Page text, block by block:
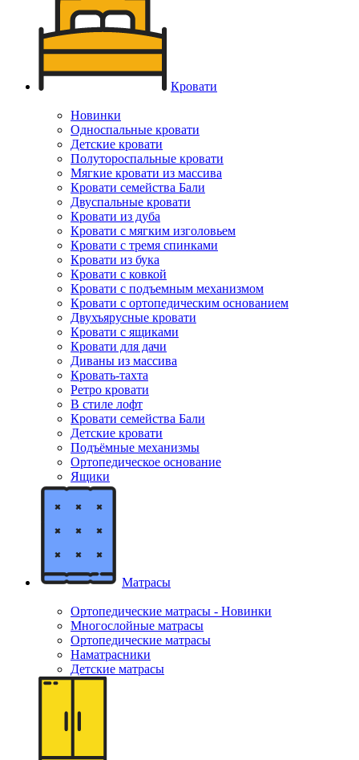
Кровати
Новинки
Односпальные кровати
Детские кровати
Полутороспальные кровати
Мягкие кровати из массива
Кровати семейства Бали
Двуспальные кровати
Кровати из дуба
Кровати с мягким изголовьем
Кровати с тремя спинками
Кровати из бука
Кровати с ковкой
Кровати с подъемным механизмом
Кровати с ортопедическим основанием
Двухъярусные кровати
Кровати с ящиками
Кровати для дачи
Диваны из массива
Кровать-тахта
Ретро кровати
В стиле лофт
Кровати семейства Бали
Детские кровати
Подъёмные механизмы
Ортопедическое основание
Ящики
Матрасы
Ортопедические матрасы - Новинки
Многослойные матрасы
Ортопедические матрасы
Наматрасники
Детские матрасы